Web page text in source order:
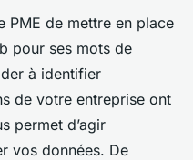
PME de mettre en place
pour ses mots de
à identifier
de votre entreprise ont
permet d’agir
vos données. De